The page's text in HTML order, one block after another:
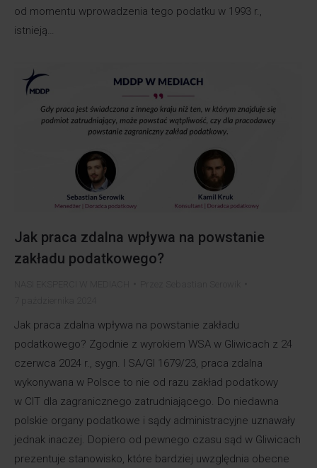
od momentu wprowadzenia tego podatku w 1993 r.,
istnieją…
Jak praca zdalna wpływa na powstanie
zakładu podatkowego?
Jak praca zdalna wpływa na powstanie zakładu
podatkowego? Zgodnie z wyrokiem WSA w Gliwicach z 24
czerwca 2024 r., sygn. I SA/Gl 1679/23, praca zdalna
wykonywana w Polsce to nie od razu zakład podatkowy
w CIT dla zagranicznego zatrudniającego. Do niedawna
polskie organy podatkowe i sądy administracyjne uznawały
jednak inaczej. Dopiero od pewnego czasu sąd w Gliwicach
prezentuje stanowisko, które bardziej uwzględnia obecne